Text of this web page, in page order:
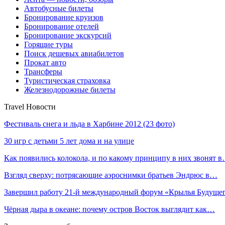
Автобусные билеты
Бронирование круизов
Бронирование отелей
Бронирование экскурсий
Горящие туры
Поиск дешевых авиабилетов
Прокат авто
Трансферы
Туристическая страховка
Железнодорожные билеты
Travel Новости
Фестиваль снега и льда в Харбине 2012 (23 фото)
30 игр с детьми 5 лет дома и на улице
Как появились колокола, и по какому принципу в них звонят
Взгляд сверху: потрясающие аэроснимки братьев Эндрюс в…
Завершил работу 21-й международный форум «Крылья
Чёрная дыра в океане: почему остров Восток выглядит как…